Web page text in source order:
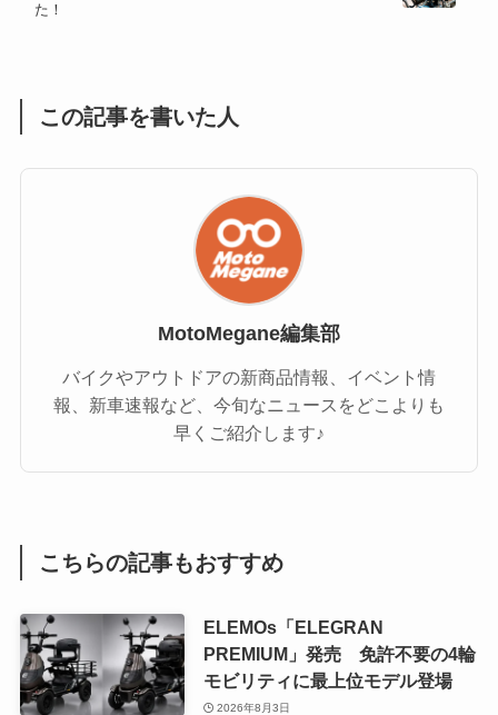
た！
この記事を書いた人
MotoMegane編集部
バイクやアウトドアの新商品情報、イベント情
報、新車速報など、今旬なニュースをどこよりも
早くご紹介します♪
こちらの記事もおすすめ
ELEMOs「ELEGRAN
PREMIUM」発売 免許不要の4輪
モビリティに最上位モデル登場
2026年8月3日